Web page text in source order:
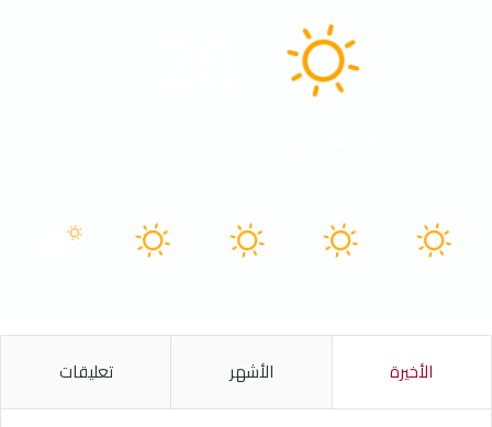
الأخيرة الأشهر تعليقات